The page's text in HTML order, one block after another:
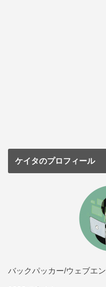
ケイタのプロフィール
バックパッカー/ウェブエ